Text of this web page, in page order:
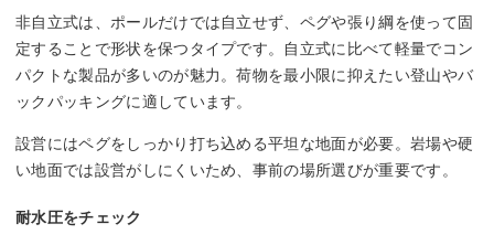
非自立式は、ポールだけでは自立せず、ペグや張り綱を使って固
定することで形状を保つタイプです。自立式に比べて軽量でコン
パクトな製品が多いのが魅力。荷物を最小限に抑えたい登山やバ
ックパッキングに適しています。
設営にはペグをしっかり打ち込める平坦な地面が必要。岩場や硬
い地面では設営がしにくいため、事前の場所選びが重要です。
耐水圧をチェック